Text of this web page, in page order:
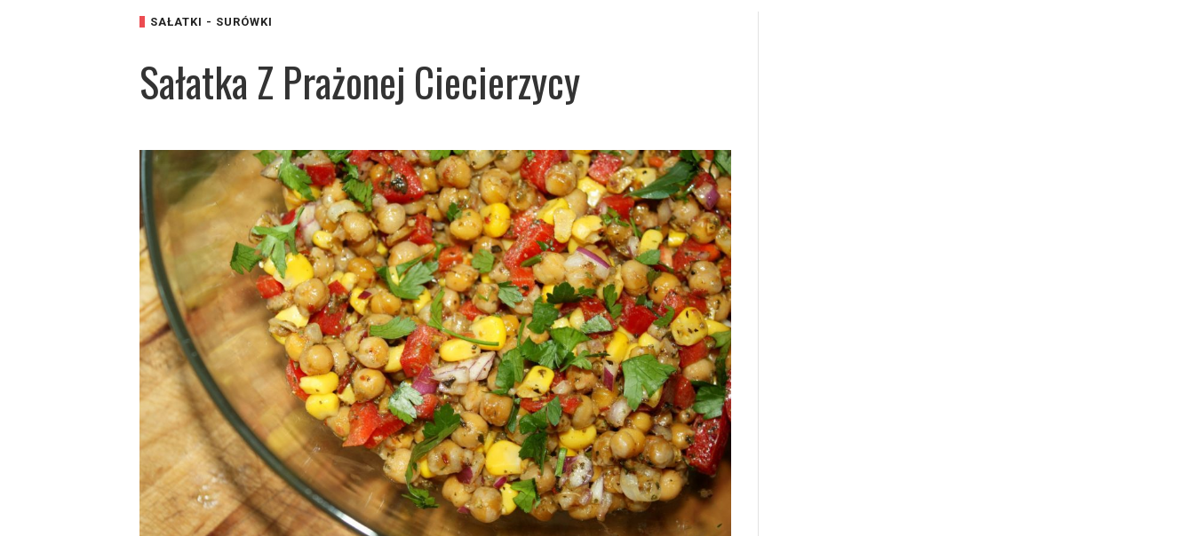
SAŁATKI - SURÓWKI
Sałatka Z Prażonej Ciecierzycy